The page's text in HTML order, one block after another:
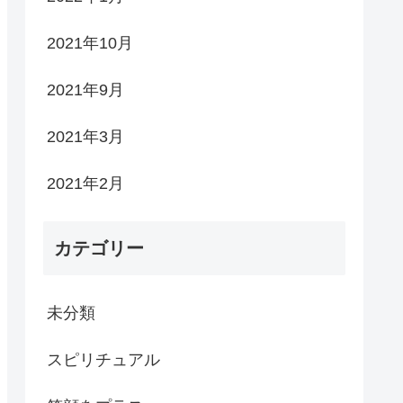
2021年10月
2021年9月
2021年3月
2021年2月
カテゴリー
未分類
スピリチュアル